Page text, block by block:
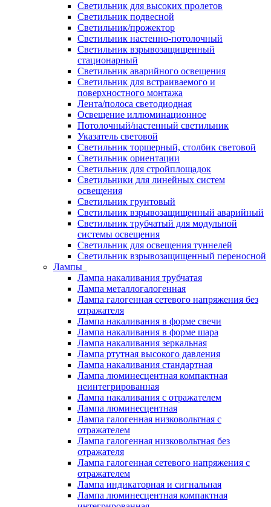
Светильник для высоких пролетов
Светильник подвесной
Светильник/прожектор
Светильник настенно-потолочный
Светильник взрывозащищенный
стационарный
Светильник аварийного освещения
Светильник для встраиваемого и
поверхностного монтажа
Лента/полоса светодиодная
Освещение иллюминационное
Потолочный/настенный светильник
Указатель световой
Светильник торшерный, столбик световой
Светильник ориентации
Светильник для стройплощадок
Светильники для линейных систем
освещения
Светильник грунтовый
Светильник взрывозащищенный аварийный
Светильник трубчатый для модульной
системы освещения
Светильник для освещения туннелей
Светильник взрывозащищенный переносной
Лампы
Лампа накаливания трубчатая
Лампа металлогалогенная
Лампа галогенная сетевого напряжения без
отражателя
Лампа накаливания в форме свечи
Лампа накаливания в форме шара
Лампа накаливания зеркальная
Лампа ртутная высокого давления
Лампа накаливания стандартная
Лампа люминесцентная компактная
неинтегрированная
Лампа накаливания с отражателем
Лампа люминесцентная
Лампа галогенная низковольтная с
отражателем
Лампа галогенная низковольтная без
отражателя
Лампа галогенная сетевого напряжения с
отражателем
Лампа индикаторная и сигнальная
Лампа люминесцентная компактная